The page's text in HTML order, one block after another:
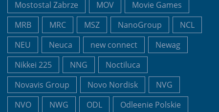
Mostostal Zabrze
MOV
Movie Games
MRB
MRC MSZ NanoGroup
NCL
NEU
Neuca new connect
Newag
Nikkei 225
NNG
Noctiluca
Novavis Group
Novo Nordisk
NVG
NVO
NWG ODL
Odleenie Polskie